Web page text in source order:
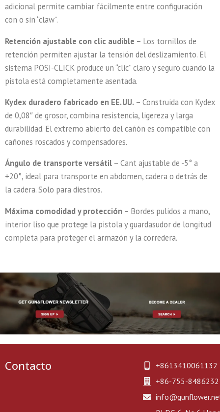
adicional permite cambiar fácilmente entre configuración
con o sin “claw”.
Retención ajustable con clic audible – Los tornillos de
retención permiten ajustar la tensión del deslizamiento. El
sistema POSI-CLICK produce un “clic” claro y seguro cuando la
pistola está completamente asentada.
Kydex duradero fabricado en EE. UU. – Construida con Kydex
de 0,08″ de grosor, combina resistencia, ligereza y larga
durabilidad. El extremo abierto del cañón es compatible con
cañones roscados y compensadores.
Ángulo de transporte versátil – Cant ajustable de -5° a
+20°, ideal para transporte en abdomen, cadera o detrás de
la cadera. Solo para diestros.
Máxima comodidad y protección – Bordes pulidos a mano,
interior liso que protege la pistola y guardasudor de longitud
completa para proteger el armazón y la corredera.
Contacto
+8613410061132
+86-755-